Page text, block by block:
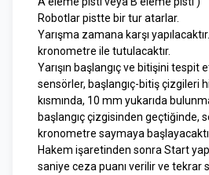
Robotlar pistte bir tur atarlar.
Yarışma zamana karşı
kronometre ile tutulacaktır.
Yarışın başlangıç ve bitişini tespit
sensörler, başlangıç-bitiş çizgileri
kısmında, 10 mm yukarıda
başlangıç çizgisinden geçtiğinde,
kronometre saymaya
Hakem işaretinden sonra Start
saniye ceza puanı verilir ve tekrar